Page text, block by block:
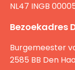
NL47 INGB
Bezoekadres
Burgemeester
2585 BB Den